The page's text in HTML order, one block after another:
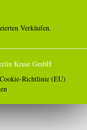
Verkäufen.
Kruse GmbH
Cookie-Richtlinie (EU)